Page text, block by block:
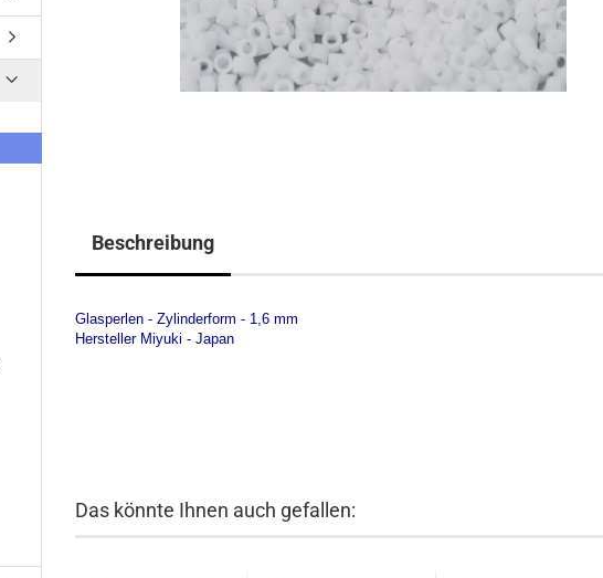
Beschreibung
Glasperlen - Zylinderform - 1,6 mm
Hersteller Miyuki - Japan
Das könnte Ihnen auch gefallen: